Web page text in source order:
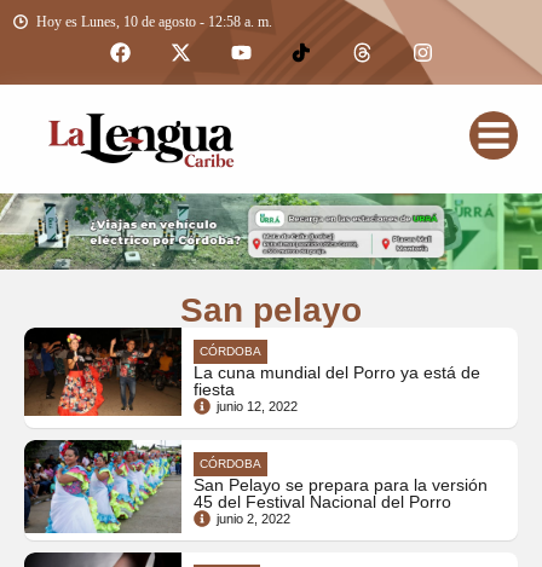
Hoy es Lunes, 10 de agosto - 12:58 a. m.
San pelayo
CÓRDOBA
La cuna mundial del Porro ya está de
fiesta
junio 12, 2022
CÓRDOBA
San Pelayo se prepara para la versión
45 del Festival Nacional del Porro
junio 2, 2022